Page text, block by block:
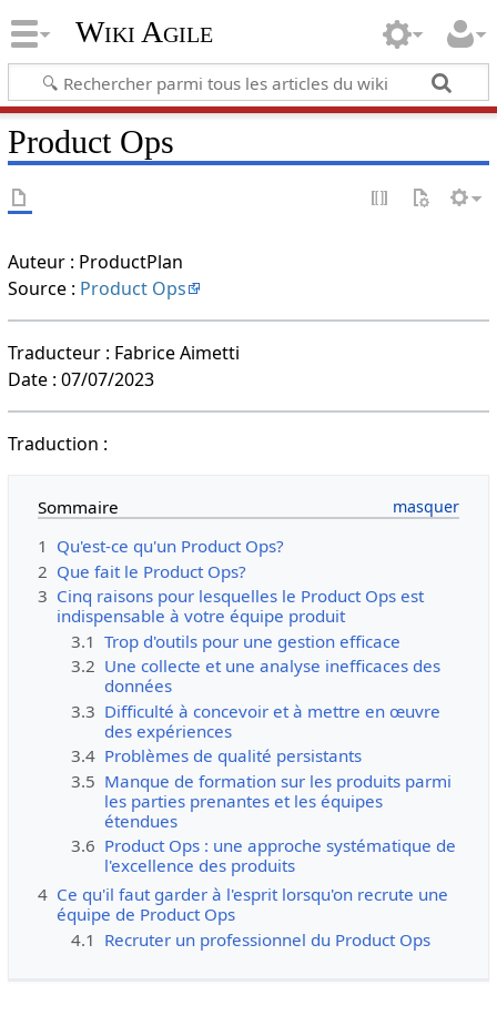
Wiki Agile
Product Ops
Auteur : ProductPlan
Source : Product Ops
Traducteur : Fabrice Aimetti
Date : 07/07/2023
Traduction :
Sommaire
1 Qu'est-ce qu'un Product Ops?
2 Que fait le Product Ops?
3 Cinq raisons pour lesquelles le Product Ops est
indispensable à votre équipe produit
3.1 Trop d'outils pour une gestion efficace
3.2 Une collecte et une analyse inefficaces des
données
3.3 Difficulté à concevoir et à mettre en œuvre
des expériences
3.4 Problèmes de qualité persistants
3.5 Manque de formation sur les produits parmi
les parties prenantes et les équipes
étendues
3.6 Product Ops : une approche systématique de
l'excellence des produits
4 Ce qu'il faut garder à l'esprit lorsqu'on recrute une
équipe de Product Ops
4.1 Recruter un professionnel du Product Ops